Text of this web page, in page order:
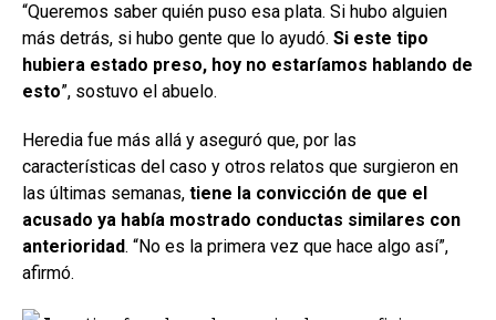
“Queremos saber quién puso esa plata. Si hubo alguien
más detrás, si hubo gente que lo ayudó. Si este tipo
hubiera estado preso, hoy no estaríamos hablando de
esto”, sostuvo el abuelo.
Heredia fue más allá y aseguró que, por las
características del caso y otros relatos que surgieron en
las últimas semanas, tiene la convicción de que el
acusado ya había mostrado conductas similares con
anterioridad. “No es la primera vez que hace algo así”,
afirmó.